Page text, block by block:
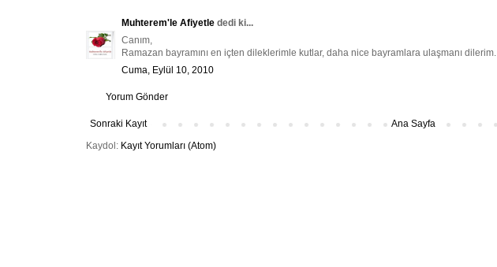
Muhterem'le Afiyetle dedi ki...
Canım,
Ramazan bayramını en içten dileklerimle kutlar, daha nice bayramlara ulaşmanı dilerim.
Cuma, Eylül 10, 2010
Yorum Gönder
Sonraki Kayıt
Ana Sayfa
Kaydol: Kayıt Yorumları (Atom)